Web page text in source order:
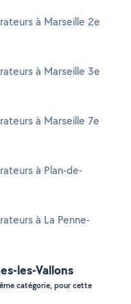
à Marseille 2e
à Marseille 3e
à Marseille 7e
à Plan-de-
à La Penne-
les-Vallons
catégorie, pour cette